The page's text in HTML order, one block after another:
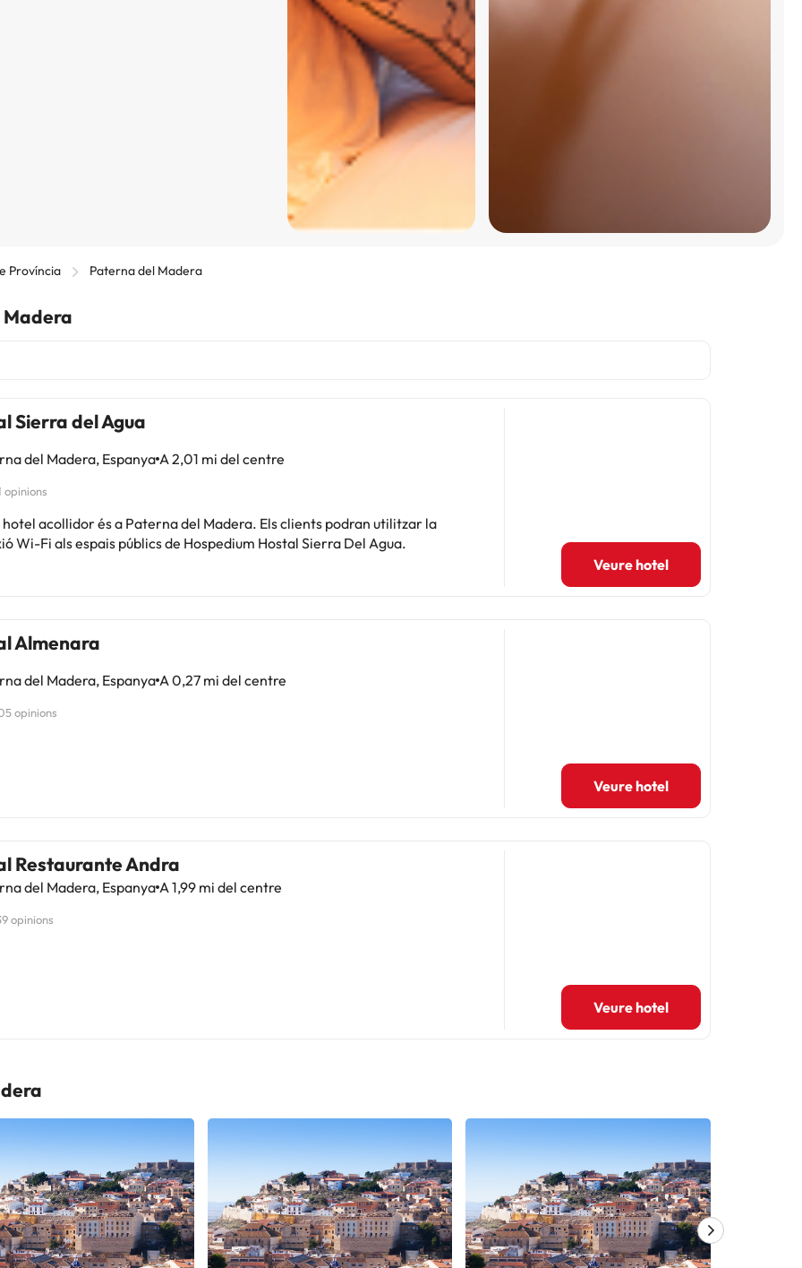
Província Paterna del Madera
Madera
Sierra del Agua
del Madera, Espanya A 2,01 mi del centre
opinions
acollidor és a Paterna del Madera. Els clients podran utilitzar la
Wi-Fi als espais públics de Hospedium Hostal Sierra Del Agua.
Veure hotel
Almenara
del Madera, Espanya A 0,27 mi del centre
opinions
Veure hotel
Restaurante Andra
del Madera, Espanya A 1,99 mi del centre
opinions
Veure hotel